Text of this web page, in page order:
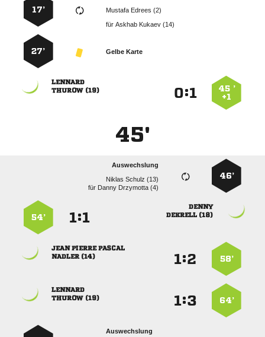
  
für  
17’
Gelbe Karte
27’
45 ’
+1
:

 
45'
46’
Auswechslung
  
für   

 
:
54’
58’
:
  
 
64’
:

 
Auswechslung